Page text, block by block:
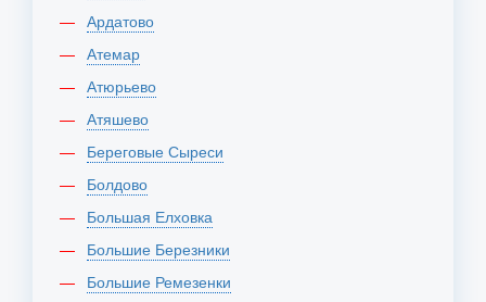
Ардатово
Атемар
Атюрьево
Атяшево
Береговые Сыреси
Болдово
Большая Елховка
Большие Березники
Большие Ремезенки